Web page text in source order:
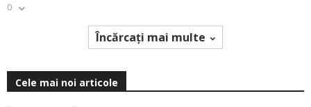
0
Încărcați mai multe
Cele mai noi articole